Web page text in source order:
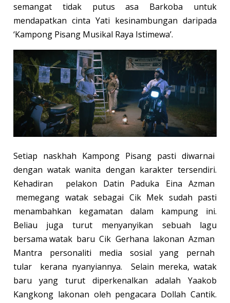
semangat tidak putus asa Barkoba untuk
mendapatkan cinta Yati kesinambungan daripada
‘Kampong Pisang Musikal Raya Istimewa’.
Setiap naskhah Kampong Pisang pasti diwarnai
dengan watak wanita dengan karakter tersendiri.
Kehadiran pelakon Datin Paduka Eina Azman
memegang watak sebagai Cik Mek sudah pasti
menambahkan kegamatan dalam kampung ini.
Beliau juga turut menyanyikan sebuah lagu
bersama watak baru Cik Gerhana lakonan Azman
Mantra personaliti media sosial yang pernah
tular kerana nyanyiannya. Selain mereka, watak
baru yang turut diperkenalkan adalah Yaakob
Kangkong lakonan oleh pengacara Dollah Cantik.